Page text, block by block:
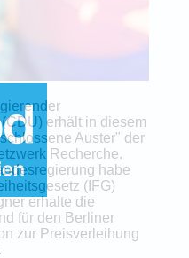
erhält in diesem
Auster" der
Recherche.
habe
(IFG)
erhalte die
für den Berliner
zur Preisverleihung